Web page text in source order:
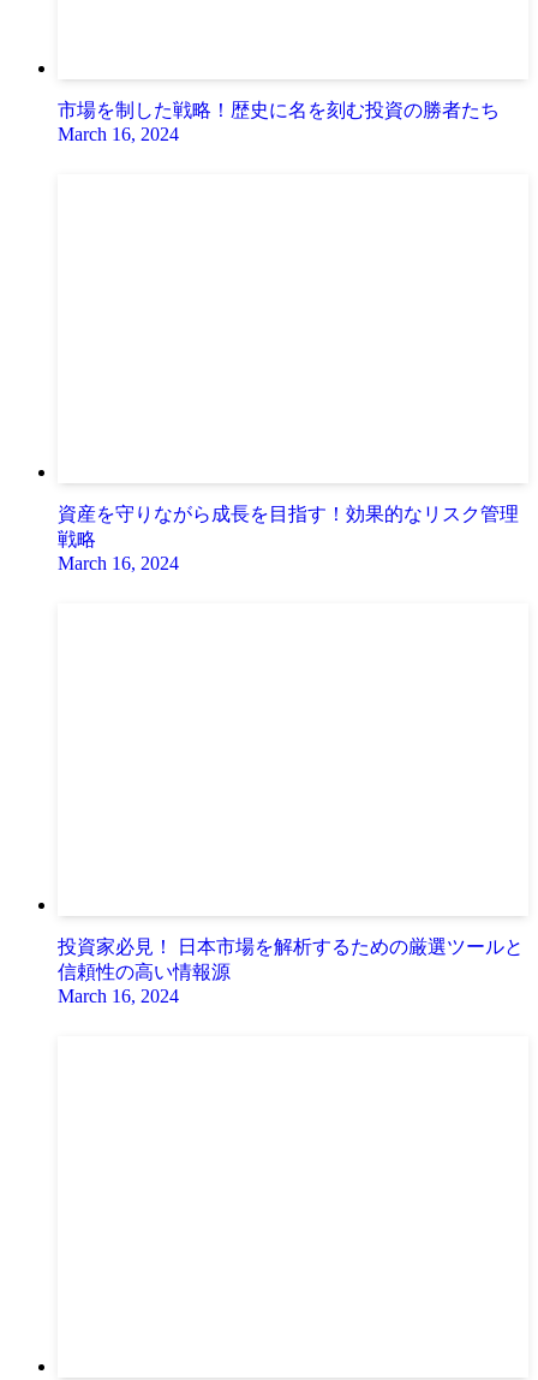
市場を制した戦略！歴史に名を刻む投資の勝者たち
March 16, 2024
資産を守りながら成長を目指す！効果的なリスク管理
戦略
March 16, 2024
投資家必見！ 日本市場を解析するための厳選ツールと
信頼性の高い情報源
March 16, 2024